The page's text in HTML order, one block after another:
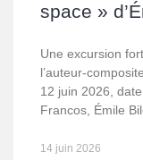
space »
Une excursion
l’auteur-
12 juin 2026,
Francos, Émile
14 juin 2026